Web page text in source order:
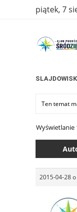
piątek, 7
Ten temat
Wyświetlanie
2015-04-28